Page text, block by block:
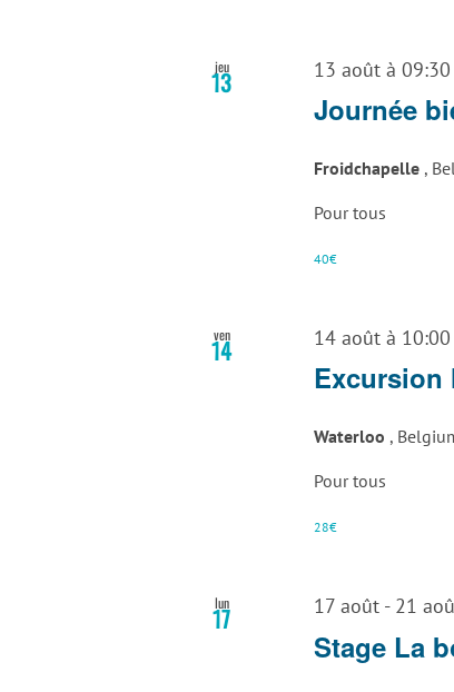
jeu
13 13 août à 09:30
Journée
Froidchapelle ,
Pour tous
40€
ven
14 14 août à 10:00
Excursion
Waterloo ,
Pour tous
28€
lun
17 17 août - 21
Stage La